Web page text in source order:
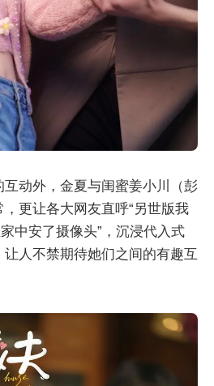
互动外，金夏与闺蜜姜小川（彭
更让各大网友直呼“另世版我
中安了摄像头”，沉浸代入式
人不禁期待她们之间的有趣互